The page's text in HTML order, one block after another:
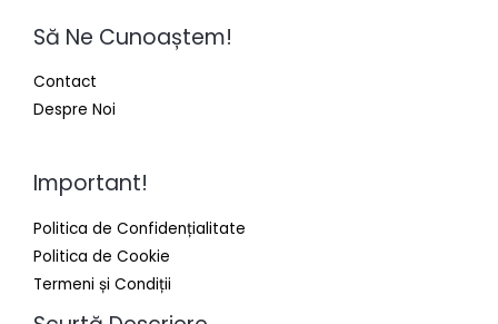
Să Ne Cunoaștem!
Contact
Despre Noi
Important!
Politica de Confidențialitate
Politica de Cookie
Termeni și Condiții